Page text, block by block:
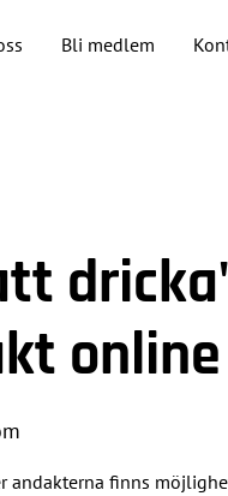
Bli medlem
online
andakterna finns